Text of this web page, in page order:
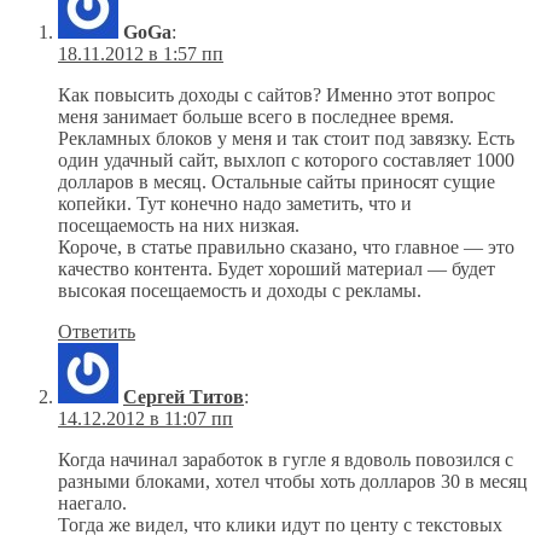
GoGa:
18.11.2012 в 1:57 пп
Как повысить доходы с сайтов? Именно этот вопрос
меня занимает больше всего в последнее время.
Рекламных блоков у меня и так стоит под завязку. Есть
один удачный сайт, выхлоп с которого составляет 1000
долларов в месяц. Остальные сайты приносят сущие
копейки. Тут конечно надо заметить, что и
посещаемость на них низкая.
Короче, в статье правильно сказано, что главное — это
качество контента. Будет хороший материал — будет
высокая посещаемость и доходы с рекламы.
Ответить
Сергей Титов:
14.12.2012 в 11:07 пп
Когда начинал заработок в гугле я вдоволь повозился с
разными блоками, хотел чтобы хоть долларов 30 в месяц
наегало.
Тогда же видел, что клики идут по центу с текстовых